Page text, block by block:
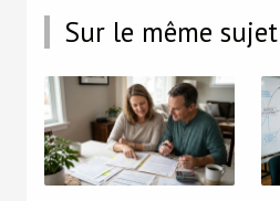
Sur le même sujet